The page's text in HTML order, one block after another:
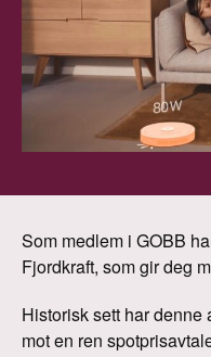
Som medlem i GOBB
Fjordkraft, som gir deg
Historisk sett har denne
mot en ren